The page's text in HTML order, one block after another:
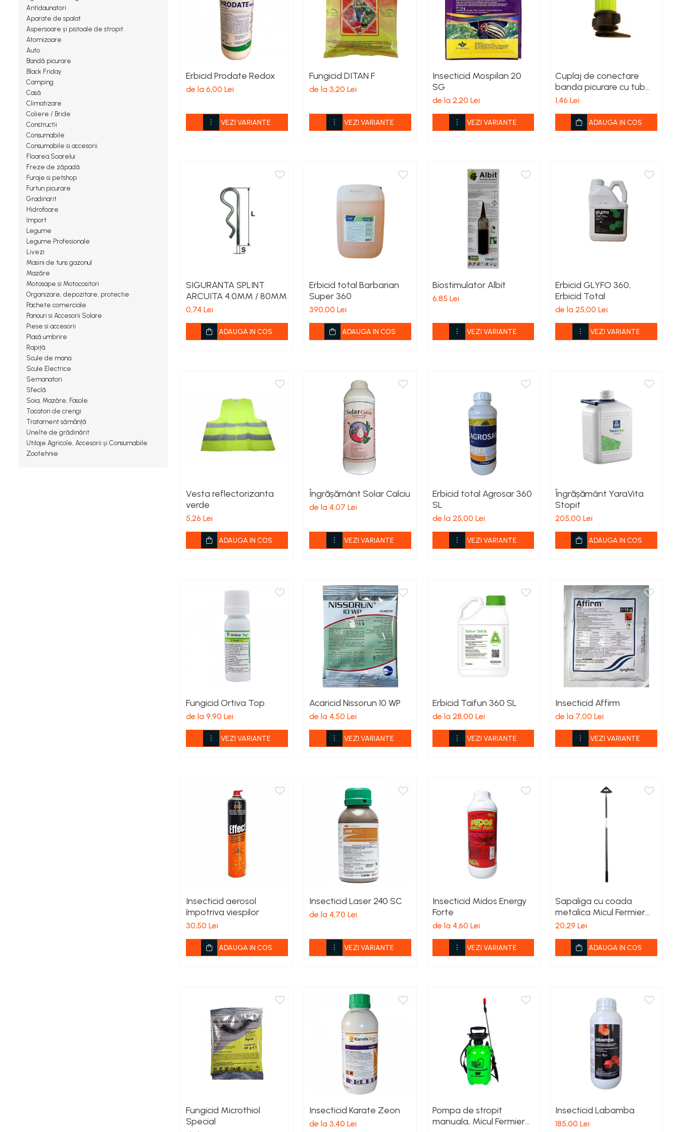
Spanac
Tomate
Vinete
Brocoli și Conopidă
Castraveți
Ceapă
Dovleac și dovlecei
Pepeni
Semințe Hobby
Semințe hobby legume
Semințe hobby plante aromatice
Semințe hobby flori
Semințe semiprofesionale
Pepeni
Rădăcinoase
Porumb zaharat
Spanac
Fasole și mazăre
Semințe gazon
Plante furajere
Seminţe plante furajere
Pesticide
Erbicide
Porumb
Floarea Soarelui
Cereale păioase
Rapiță
Soia, Mazăre, Fasole
Sfeclă
Lucernă și plante furajere
Viță de vie
Antidaunatori
Aparate de spalat
Aspersoare și pistoale de stropit
Atomizoare
Auto
Bandă picurare
Black Friday
Camping
Casă
Climatizare
Coliere / Bride
Constructii
Consumabile
Consumabile si accesorii
Floarea Soarelui
Freze de zăpadă
Furaje si petshop
Furtun picurare
Gradinarit
Hidrofoare
Import
Legume
Legume Profesionale
Livezi
Masini de tuns gazonul
Mazăre
Motosape si Motocositori
Organizare, depozitare, protectie
Pachete comerciale
Panouri si Accesorii Solare
Piese si accesorii
Plasă umbrire
Rapiță
Scule de mana
Scule Electrice
Semanatori
Sfeclă
Soia, Mazăre, Fasole
Tocatori de crengi
Tratament sămânță
Unelte de grădinărit
Utilaje Agricole, Accesorii și Consumabile
Zootehnie
Erbicid Prodate Redox
de la 6,00 Lei
VEZI VARIANTE
Fungicid DITAN F
de la 3,20 Lei
VEZI VARIANTE
Insecticid Mospilan 20
SG
de la 2,20 Lei
VEZI VARIANTE
Cuplaj de conectare
banda picurare cu tub
Lay Flat
1,46 Lei
ADAUGA IN COS
SIGURANTA SPLINT
ARCUITA 4.0MM / 80MM
0,74 Lei
ADAUGA IN COS
Erbicid total Barbarian
Super 360
390,00 Lei
ADAUGA IN COS
Biostimulator Albit
6,85 Lei
VEZI VARIANTE
Erbicid GLYFO 360,
Erbicid Total
de la 25,00 Lei
VEZI VARIANTE
Vesta reflectorizanta
verde
5,26 Lei
ADAUGA IN COS
Îngrășământ Solar Calciu
de la 4,07 Lei
VEZI VARIANTE
Erbicid total Agrosar 360
SL
de la 25,00 Lei
VEZI VARIANTE
Îngrășământ YaraVita
Stopit
205,00 Lei
ADAUGA IN COS
Fungicid Ortiva Top
de la 9,90 Lei
VEZI VARIANTE
Acaricid Nissorun 10 WP
de la 4,50 Lei
VEZI VARIANTE
Erbicid Taifun 360 SL
de la 28,00 Lei
VEZI VARIANTE
Insecticid Affirm
de la 7,00 Lei
VEZI VARIANTE
Insecticid aerosol
împotriva viespilor
30,50 Lei
ADAUGA IN COS
Insecticid Laser 240 SC
de la 4,70 Lei
VEZI VARIANTE
Insecticid Midos Energy
Forte
de la 4,60 Lei
VEZI VARIANTE
Sapaliga cu coada
metalica Micul Fermier
600x210mm
20,29 Lei
ADAUGA IN COS
Fungicid Microthiol
Special
Insecticid Karate Zeon
de la 3,40 Lei
Pompa de stropit
manuala, Micul Fermier
Insecticid Labamba
185,00 Lei